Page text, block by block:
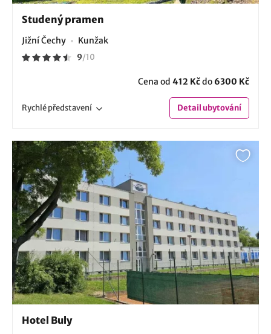
Studený pramen
Jižní Čechy Kunžak
9/10
Cena od 412 Kčdo 6300 Kč
Rychlépředstavení Detailubytování
Hotel Buly